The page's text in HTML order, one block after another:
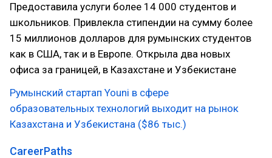
Предоставила услуги более 14 000 студентов и
школьников. Привлекла стипендии на сумму более
15 миллионов долларов для румынских студентов
как в США, так и в Европе. Открыла два новых
офиса за границей, в Казахстане и Узбекистане
Румынский стартап Youni в сфере
образовательных технологий выходит на рынок
Казахстана и Узбекистана ($86 тыс.)
CareerPaths